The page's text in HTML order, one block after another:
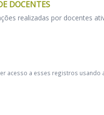
DOCENTES
realizadas por docentes
acesso a esses registros usando